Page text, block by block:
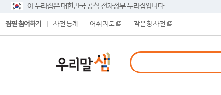
이 누리집은 대한민국 공식 전자정부 누리집입니다.
집필 참여하기 사전 통계 어휘 지도 작은 창 사전